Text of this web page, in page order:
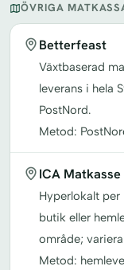
ÖVRIGA
Betterfeast
Växtbaserad
leverans i hela
PostNord.
Metod:
ICA Matkasse
Hyperlokalt
butik eller
område;
Metod: